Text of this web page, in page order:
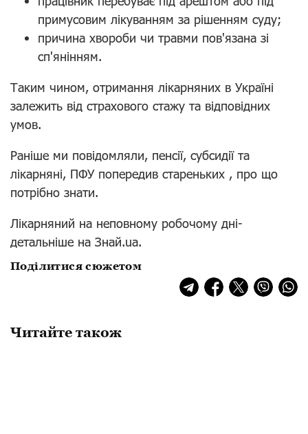
примусовим лікуванням за рішенням суду;
причина хвороби чи травми пов'язана зі
сп'янінням.
Таким чином, отримання лікарняних в Україні
залежить від страхового стажу та відповідних
умов.
Раніше ми повідомляли, пенсії, субсидії та
лікарняні, ПФУ попередив стареньких , про що
потрібно знати.
Лікарняний на неповному робочому дні-
детальніше на Знай.ua.
Поділитися сюжетом
Читайте також